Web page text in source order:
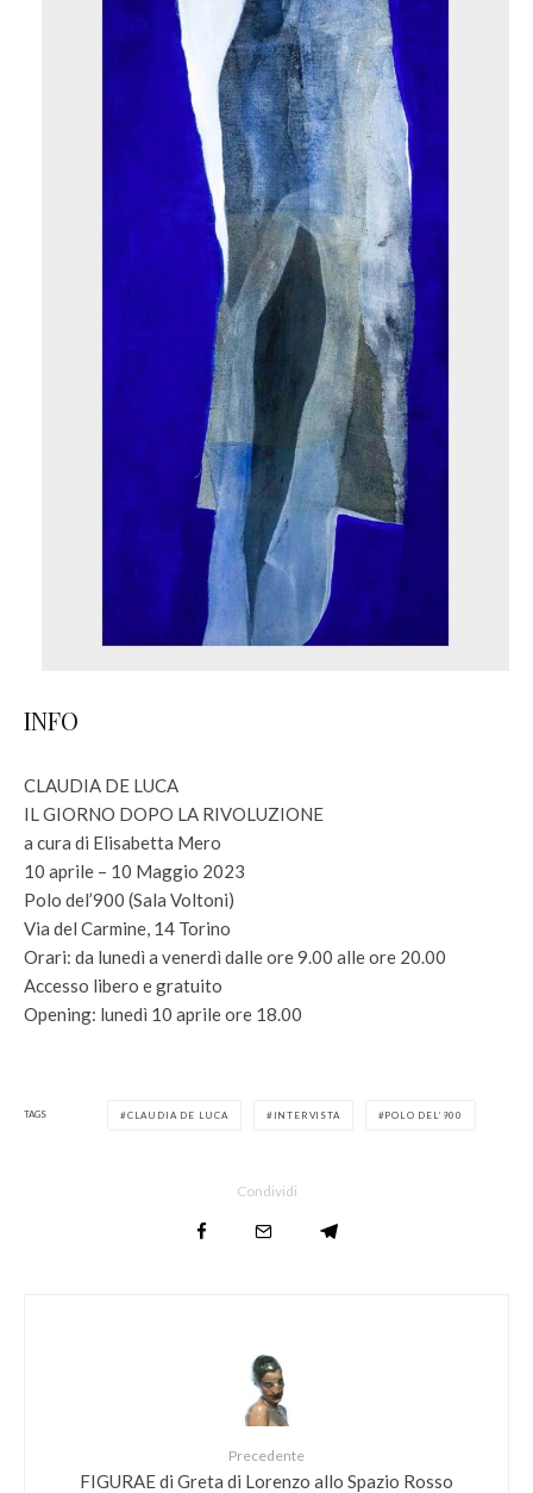
INFO
CLAUDIA DE LUCA
IL GIORNO DOPO LA RIVOLUZIONE
a cura di Elisabetta Mero
10 aprile – 10 Maggio 2023
Polo del’900 (Sala Voltoni)
Via del Carmine, 14 Torino
Orari: da lunedì a venerdì dalle ore 9.00 alle ore 20.00
Accesso libero e gratuito
Opening: lunedì 10 aprile ore 18.00
TAGS CLAUDIA DE LUCA INTERVISTA POLO DEL’900
Condividi
Precedente
FIGURAE di Greta di Lorenzo allo Spazio Rosso